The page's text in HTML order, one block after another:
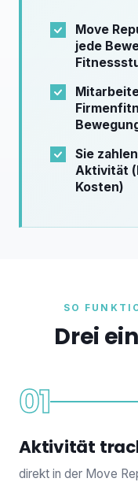
Move
jede
Sie
Aktivität
Kosten)
SO
Drei
01
Aktivität
direkt in der Move